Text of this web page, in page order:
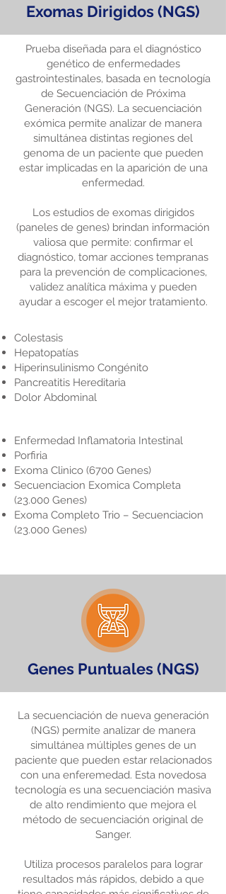
Exomas Dirigidos (NGS)
Prueba diseñada para el diagnóstico
genético de enfermedades
gastrointestinales, basada en tecnología
de Secuenciación de Próxima
Generación (NGS). La secuenciación
exómica permite analizar de manera
simultánea distintas regiones del
genoma de un paciente que pueden
estar implicadas en la aparición de una
enfermedad.
Los estudios de exomas dirigidos
(paneles de genes) brindan información
valiosa que permite: confirmar el
diagnóstico, tomar acciones tempranas
para la prevención de complicaciones,
validez analítica máxima y pueden
ayudar a escoger el mejor tratamiento.
Colestasis
Hepatopatías
Hiperinsulinismo Congénito
Pancreatitis Hereditaria
Dolor Abdominal
Enfermedad Inflamatoria Intestinal
Porfiria
Exoma Clinico (6700 Genes)
Secuenciacion Exomica Completa
(23.000 Genes)
Exoma Completo Trio – Secuenciacion
(23.000 Genes)
Genes Puntuales (NGS)
La secuenciación de nueva generación
(NGS) permite analizar de manera
simultánea múltiples genes de un
paciente que pueden estar relacionados
con una enferemedad. Esta novedosa
tecnología es una secuenciación masiva
de alto rendimiento que mejora el
método de secuenciación original de
Sanger.
Utiliza procesos paralelos para lograr
resultados más rápidos, debido a que